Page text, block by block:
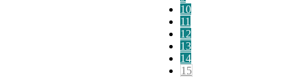
10
11
12
13
14
15